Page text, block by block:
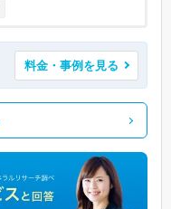
料金・事例を見る